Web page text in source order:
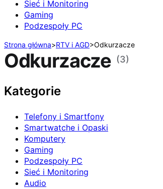
Sieć i Monitoring
Gaming
Podzespoły PC
Strona główna>RTV i AGD>Odkurzacze
Odkurzacze (3)
Kategorie
Telefony i Smartfony
Smartwatche i Opaski
Komputery
Gaming
Podzespoły PC
Sieć i Monitoring
Audio